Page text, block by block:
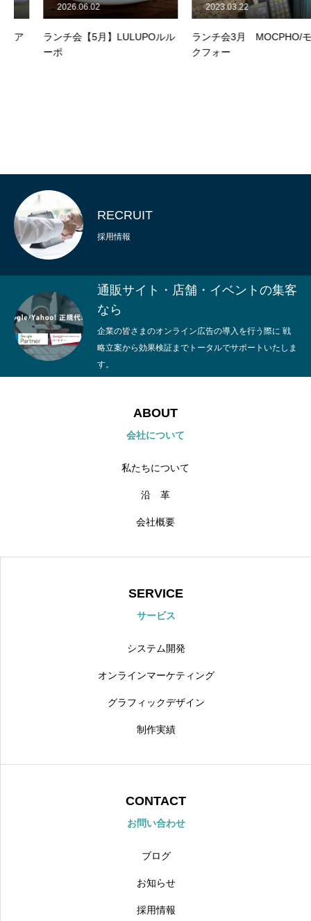
ランチ会【5月】LULUPOルル
2026.06.02
ランチ会3月 MOCPHO/モッ
クフォー
2023.03.22
RECRUIT
採用情報
通販サイト・店舗・イベントの集客
なら
企業の皆さまのオンライン広告の導入を行う際に 戦
略立案から効果検証までトータルでサポートいたしま
す。
ABOUT
会社について
私たちについて
沿 革
会社概要
SERVICE
サービス
システム開発
オンラインマーケティング
グラフィックデザイン
制作実績
CONTACT
お問い合わせ
ブログ
お知らせ
採用情報